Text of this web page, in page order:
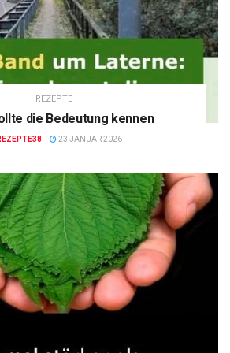
REZEPTE
die Bedeutung kennen
23 JANUAR 2026